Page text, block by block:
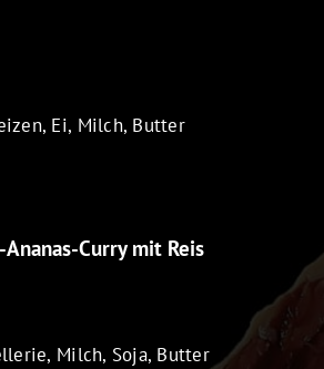
Ei, Milch, Butter
Ananas-Curry mit Reis
Milch, Soja, Butter